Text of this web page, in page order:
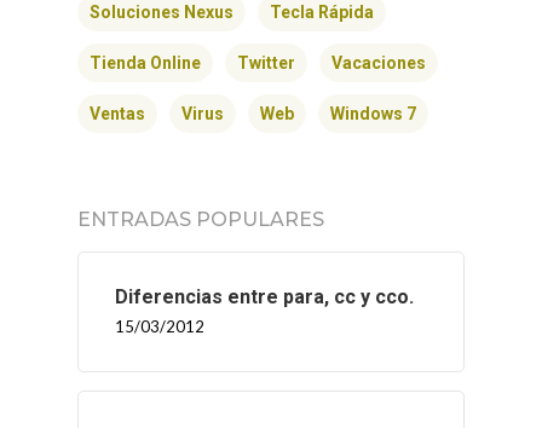
Soluciones Nexus Tecla Rápida
Tienda Online Twitter Vacaciones
Ventas Virus Web Windows 7
ENTRADAS POPULARES
Diferencias entre para, cc y cco.
15/03/2012